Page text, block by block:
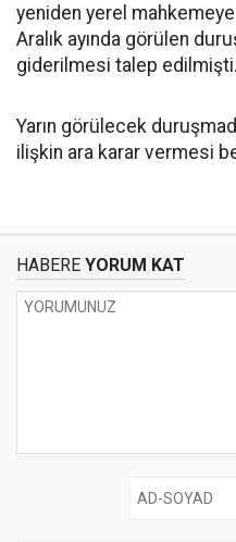
yeniden yerel
Aralık ayında görülen
giderilmesi talep edilmişti.
Yarın görülecek
ilişkin ara karar vermesi
HABERE YORUM KAT